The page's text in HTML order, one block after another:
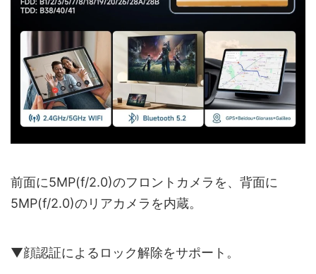
前面に5MP(f/2.0)のフロントカメラを、背面に
5MP(f/2.0)のリアカメラを内蔵。
▼顔認証によるロック解除をサポート。